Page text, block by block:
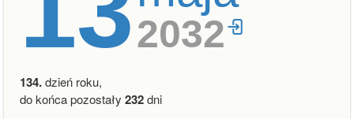
2032
134.dzień roku,
do końca pozostały 232dni